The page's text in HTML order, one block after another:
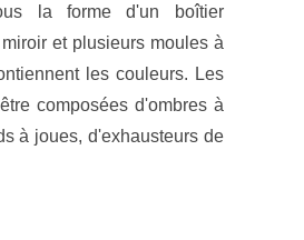
la forme d'un boîtier
et plusieurs moules à
les couleurs. Les
composées d'ombres à
à joues, d'exhausteurs de